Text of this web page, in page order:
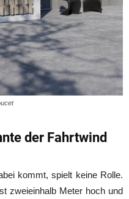
der Fahrtwind
kommt, spielt keine Rolle.
zweieinhalb Meter hoch und